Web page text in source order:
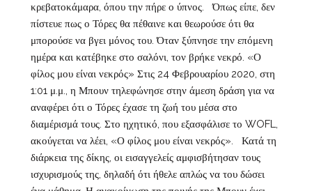
κρεβατοκάμαρα, όπου την πήρε ο ύπνος. Όπως είπε, δεν
πίστευε πως ο Τόρες θα πέθαινε και θεωρούσε ότι θα
μπορούσε να βγει μόνος του. Όταν ξύπνησε την επόμενη
ημέρα και κατέβηκε στο σαλόνι, τον βρήκε νεκρό. «Ο
φίλος μου είναι νεκρός» Στις 24 Φεβρουαρίου 2020, στη
1:01 μ.μ., η Μπουν τηλεφώνησε στην άμεση δράση για να
αναφέρει ότι ο Τόρες έχασε τη ζωή του μέσα στο
διαμέρισμά τους. Στο ηχητικό, που εξασφάλισε το WOFL,
ακούγεται να λέει, «Ο φίλος μου είναι νεκρός». Κατά τη
διάρκεια της δίκης, οι εισαγγελείς αμφισβήτησαν τους
ισχυρισμούς της, δηλαδή ότι ήθελε απλώς να του δώσει